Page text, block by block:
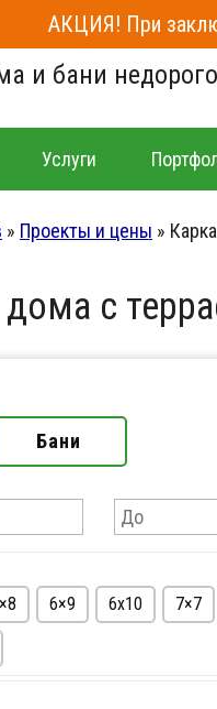
АКЦИЯ! При
и бани недорого
Услуги
» Проекты и цены »
с
Бани
6×9 6х10 7×7